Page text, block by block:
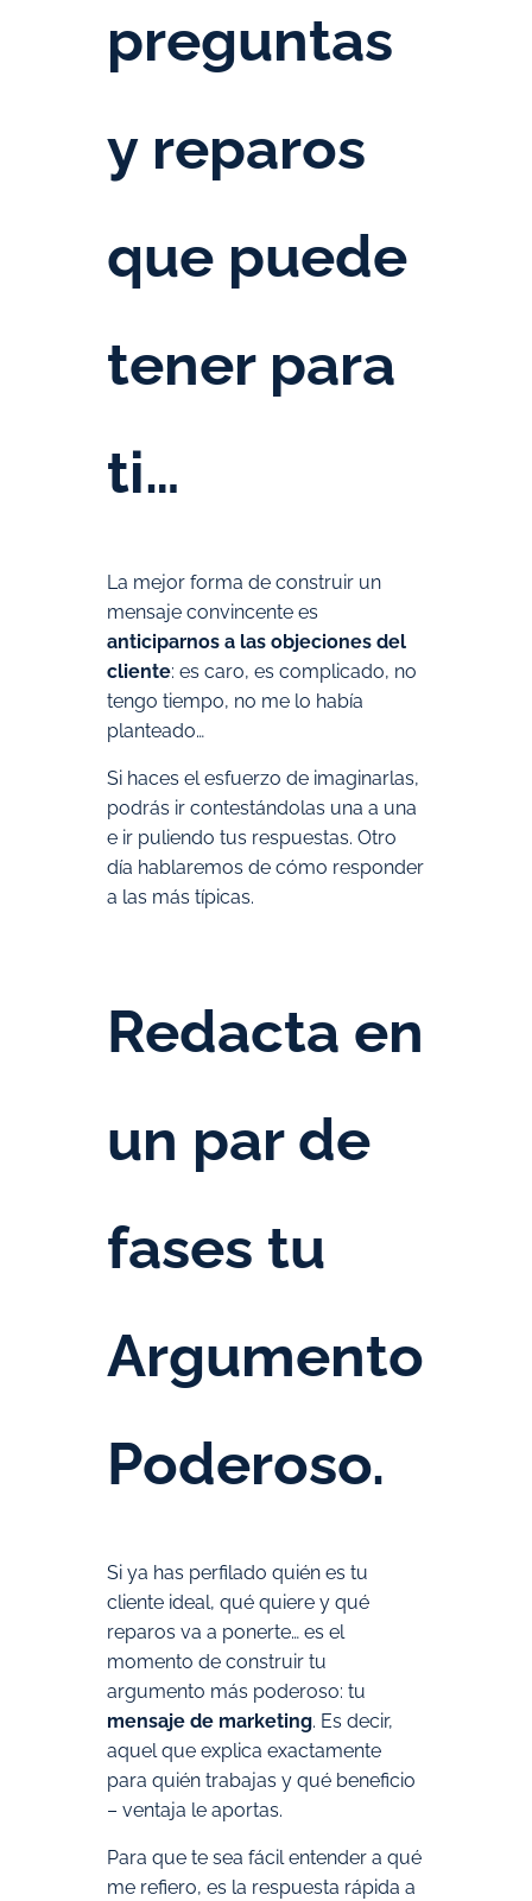
preguntas
y reparos
que puede
tener para
ti…
La mejor forma de construir un
mensaje convincente es
anticiparnos a las objeciones del
cliente: es caro, es complicado, no
tengo tiempo, no me lo había
planteado…
Si haces el esfuerzo de imaginarlas,
podrás ir contestándolas una a una
e ir puliendo tus respuestas. Otro
día hablaremos de cómo responder
a las más típicas.
Redacta en
un par de
fases tu
Argumento
Poderoso.
Si ya has perfilado quién es tu
cliente ideal, qué quiere y qué
reparos va a ponerte… es el
momento de construir tu
argumento más poderoso: tu
mensaje de marketing. Es decir,
aquel que explica exactamente
para quién trabajas y qué beneficio
– ventaja le aportas.
Para que te sea fácil entender a qué
me refiero, es la respuesta rápida a